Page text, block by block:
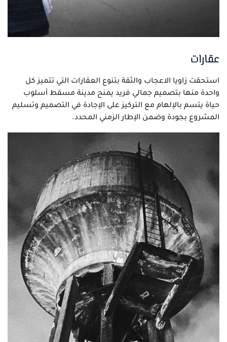
عقارات
استحقت زاويا الاعجاب والثقة بتنوع العقارات التي تتميز كل
واحدة منها بتصميم جمالي فريد يمنح مدينة مسقط أسلوب
حياة يتسم بالإلهام مع التركيز على الإجادة في التصميم وتسليم
المشروع بجودة وضمن الإطار الزمني المحدد.